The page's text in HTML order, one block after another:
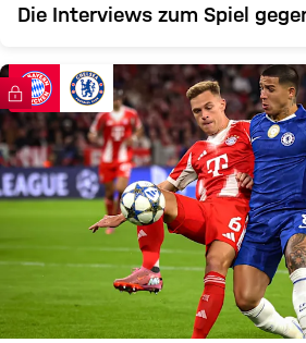
Die Interviews zum Spiel
FC Bayern TV PLUS